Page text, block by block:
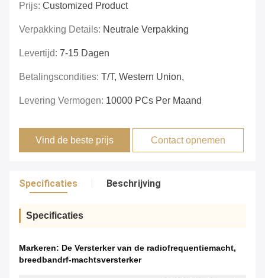
Prijs: Customized Product
Verpakking Details: Neutrale Verpakking
Levertijd: 7-15 Dagen
Betalingscondities: T/T, Western Union,
Levering Vermogen: 10000 PCs Per Maand
Vind de beste prijs Contact opnemen
Specificaties Beschrijving
Specificaties
Markeren: De Versterker van de radiofrequentiemacht,
breedbandrf-machtsversterker